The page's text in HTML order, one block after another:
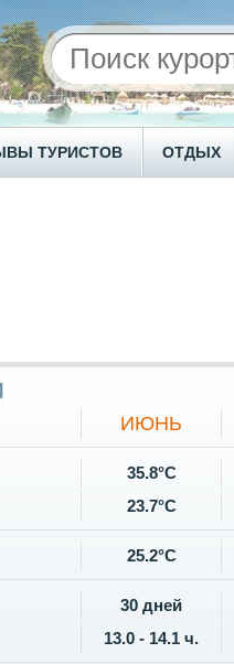
ТУРИСТОВ ОТДЫХ
ИЮНЬ
35.8°C
23.7°C
25.2°C
30 дней
13.0 - 14.1 ч.